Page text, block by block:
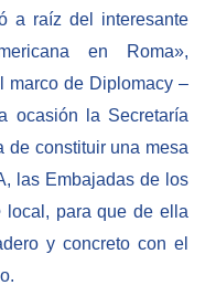
a raíz del interesante
en Roma»,
marco de Diplomacy –
ocasión la Secretaría
de constituir una mesa
las Embajadas de los
local, para que de ella
y concreto con el